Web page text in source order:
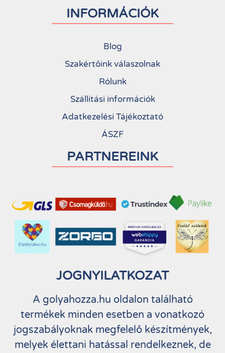
INFORMÁCIÓK
Blog
Szakértőink válaszolnak
Rólunk
Szállítási információk
Adatkezelési Tájékoztató
ÁSZF
PARTNEREINK
JOGNYILATKOZAT
A golyahozza.hu oldalon található
termékek minden esetben a vonatkozó
jogszabályoknak megfelelő készítmények,
melyek élettani hatással rendelkeznek, de